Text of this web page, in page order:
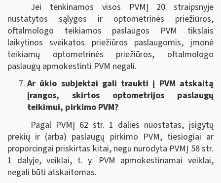
Jei tenkinamos visos PVMĮ 20 straipsnyje
nustatytos sąlygos ir optometrinės priežiūros,
oftalmologo teikiamos paslaugos PVM tikslais
laikytinos sveikatos priežiūros paslaugomis, įmonė
teikiamų optometrinės priežiūros, oftalmologo
paslaugų apmokestinti PVM negali.
Ar ūkio subjektai gali traukti į PVM atskaitą
įrangos, skirtos optometrijos paslaugų
teikimui, pirkimo PVM?
Pagal PVMĮ 62 str. 1 dalies nuostatas, įsigytų
prekių ir (arba) paslaugų pirkimo PVM, tiesiogiai ar
proporcingai priskirtas kitai, negu nurodyta PVMĮ 58 str.
1 dalyje, veiklai, t. y. PVM apmokestinamai veiklai,
negali būti atskaitomas.